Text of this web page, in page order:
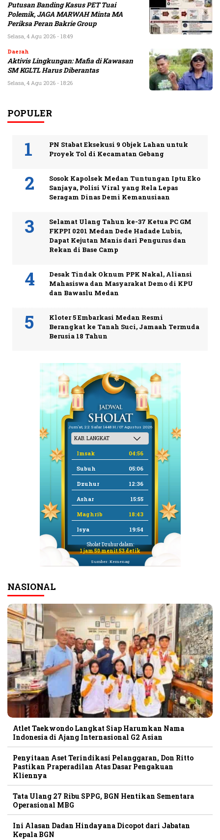
Putusan Banding Kasus PET Tuai
Polemik, JAGA MARWAH Minta MA
Periksa Peran Bakrie Group
Selasa, 4 Agu 2026 - 18:49
Daerah
Aktivis Lingkungan: Mafia di Kawasan
SM KGLTL Harus Diberantas
Selasa, 4 Agu 2026 - 18:26
POPULER
PN Stabat Eksekusi 9 Objek Lahan untuk
Proyek Tol di Kecamatan Gebang
Sosok Kapolsek Medan Tuntungan Iptu Eko
Sanjaya, Polisi Viral yang Rela Lepas
Seragam Dinas Demi Kemanusiaan
Selamat Ulang Tahun ke-37 Ketua PC GM
FKPPI 0201 Medan Dede Hadade Lubis,
Dapat Kejutan Manis dari Pengurus dan
Rekan di Base Camp
Desak Tindak Oknum PPK Nakal, Aliansi
Mahasiswa dan Masyarakat Demo di KPU
dan Bawaslu Medan
Kloter 5 Embarkasi Medan Resmi
Berangkat ke Tanah Suci, Jamaah Termuda
Berusia 18 Tahun
Jum'at, 22 Safar 1448 H / 07 Agustus 2026
Imsak 04:56
Subuh 05:06
Dzuhur 12:36
Ashar 15:55
Maghrib 18:43
Isya 19:54
Sholat Dzuhur dalam:
1 jam 50 menit 52 detik
Sumber: Kemenag
NASIONAL
Atlet Taekwondo Langkat Siap Harumkan Nama
Indonesia di Ajang Internasional G2 Asian
Penyitaan Aset Terindikasi Pelanggaran, Don Ritto
Pastikan Praperadilan Atas Dasar Pengakuan
Kliennya
Tata Ulang 27 Ribu SPPG, BGN Hentikan Sementara
Operasional MBG
Ini Alasan Dadan Hindayana Dicopot dari Jabatan
Kepala BGN